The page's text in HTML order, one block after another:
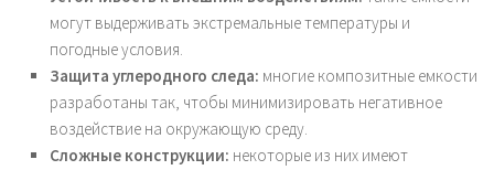
могут выдерживать экстремальные температуры и
погодные условия.
Защита углеродного следа: многие композитные емкости
разработаны так, чтобы минимизировать негативное
воздействие на окружающую среду.
Сложные конструкции: некоторые из них имеют